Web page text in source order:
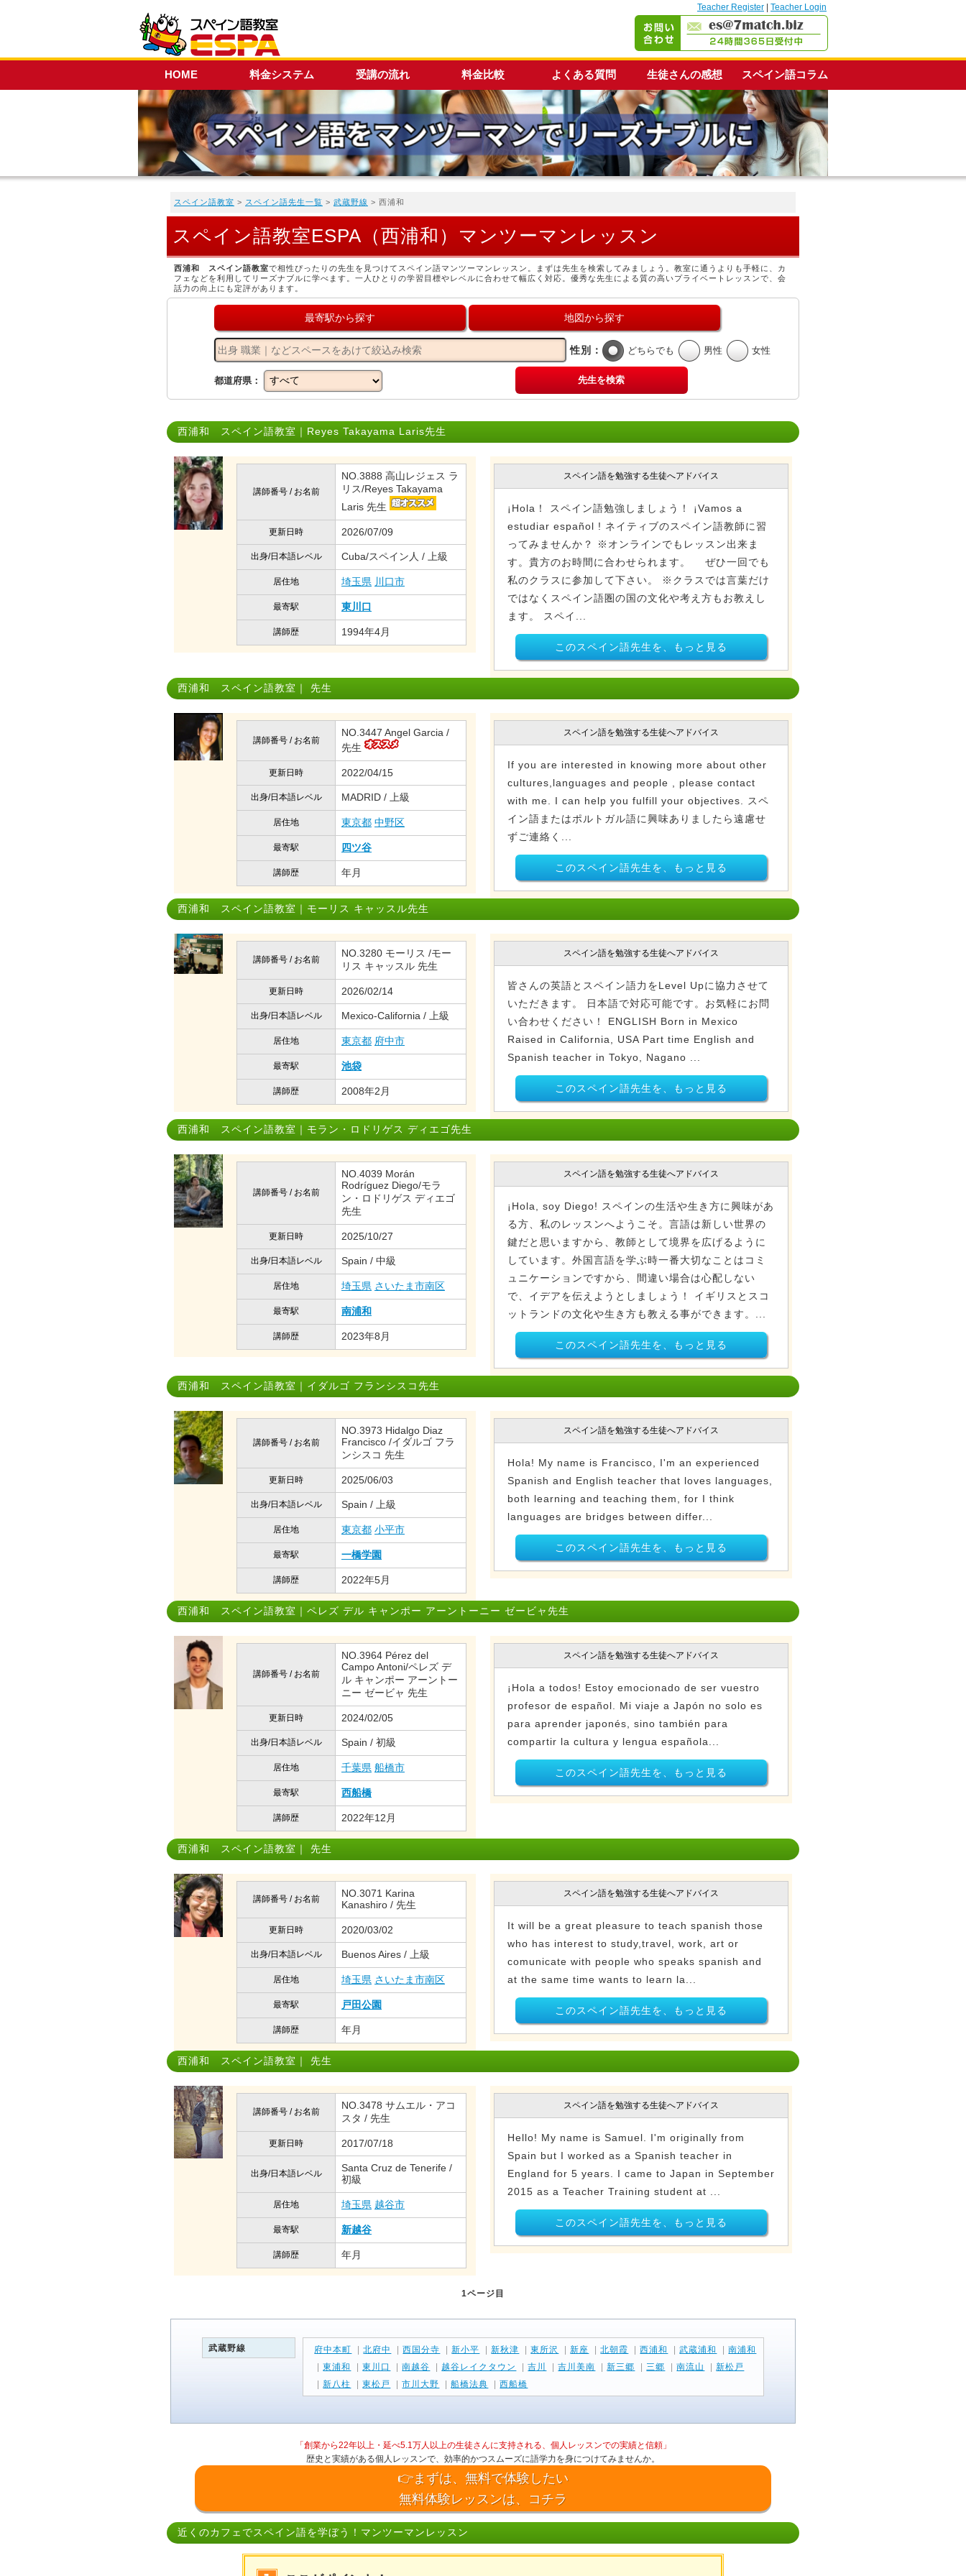
Teacher Register Teacher Login
HOME 料金システム 受講の流れ 料金比較 よくある質問 生徒さんの感想 スペイン語コラム
スペイン語教室 > スペイン語先生一覧 > 武蔵野線 > 西浦和
スペイン語教室ESPA（西浦和）マンツーマンレッスン
西浦和 スペイン語教室で相性ぴったりの先生を見つけてスペイン語マンツーマンレッスン。まずは先生を検索してみましょう。教室に通うよりも手軽に、カ
フェなどを利用してリーズナブルに学べます。一人ひとりの学習目標やレベルに合わせて幅広く対応。優秀な先生による質の高いプライベートレッスンで、会
話力の向上にも定評があります。
最寄駅から探す 地図から探す
性別： どちらでも 男性 女性
都道府県： 先生を検索
西浦和 スペイン語教室｜Reyes Takayama Laris先生
講師番号 / お名前
NO.3888 高山レジェス ラ
リス/Reyes Takayama
Laris 先生
更新日時 2026/07/09
出身/日本語レベル Cuba/スペイン人 / 上級
居住地 埼玉県 川口市
最寄駅 東川口
講師歴 1994年4月
スペイン語を勉強する生徒へアドバイス
¡Hola！ スペイン語勉強しましょう！ ¡Vamos a
estudiar español ! ネイティブのスペイン語教師に習
ってみませんか？ ※オンラインでもレッスン出来ま
す。貴方のお時間に合わせられます。 ぜひ一回でも
私のクラスに参加して下さい。 ※クラスでは言葉だけ
ではなくスペイン語圏の国の文化や考え方もお教えし
ます。 スペイ...
このスペイン語先生を、もっと見る
西浦和 スペイン語教室｜ 先生
講師番号 / お名前
NO.3447 Angel Garcia /
先生
更新日時 2022/04/15
出身/日本語レベル MADRID / 上級
居住地 東京都 中野区
最寄駅 四ツ谷
講師歴 年月
スペイン語を勉強する生徒へアドバイス
If you are interested in knowing more about other
cultures,languages and people , please contact
with me. I can help you fulfill your objectives. スペ
イン語またはポルトガル語に興味ありましたら遠慮せ
ずご連絡く...
このスペイン語先生を、もっと見る
西浦和 スペイン語教室｜モーリス キャッスル先生
講師番号 / お名前
NO.3280 モーリス /モー
リス キャッスル 先生
更新日時 2026/02/14
出身/日本語レベル Mexico-California / 上級
居住地 東京都 府中市
最寄駅 池袋
講師歴 2008年2月
スペイン語を勉強する生徒へアドバイス
皆さんの英語とスペイン語力をLevel Upに協力させて
いただきます。 日本語で対応可能です。お気軽にお問
い合わせください！ ENGLISH Born in Mexico
Raised in California, USA Part time English and
Spanish teacher in Tokyo, Nagano ...
このスペイン語先生を、もっと見る
西浦和 スペイン語教室｜モラン・ロドリゲス ディエゴ先生
講師番号 / お名前
NO.4039 Morán
Rodríguez Diego/モラ
ン・ロドリゲス ディエゴ
先生
更新日時 2025/10/27
出身/日本語レベル Spain / 中級
居住地 埼玉県 さいたま市南区
最寄駅 南浦和
講師歴 2023年8月
スペイン語を勉強する生徒へアドバイス
¡Hola, soy Diego! スペインの生活や生き方に興味があ
る方、私のレッスンへようこそ。言語は新しい世界の
鍵だと思いますから、教師として境界を広げるように
しています。外国言語を学ぶ時一番大切なことはコミ
ュニケーションですから、間違い場合は心配しない
で、イデアを伝えようとしましょう！ イギリスとスコ
ットランドの文化や生き方も教える事ができます。...
このスペイン語先生を、もっと見る
西浦和 スペイン語教室｜イダルゴ フランシスコ先生
講師番号 / お名前
NO.3973 Hidalgo Diaz
Francisco /イダルゴ フラ
ンシスコ 先生
更新日時 2025/06/03
出身/日本語レベル Spain / 上級
居住地 東京都 小平市
最寄駅 一橋学園
講師歴 2022年5月
スペイン語を勉強する生徒へアドバイス
Hola! My name is Francisco, I'm an experienced
Spanish and English teacher that loves languages,
both learning and teaching them, for I think
languages are bridges between differ...
このスペイン語先生を、もっと見る
西浦和 スペイン語教室｜ペレズ デル キャンポー アーントーニー ゼービャ先生
講師番号 / お名前
NO.3964 Pérez del
Campo Antoni/ペレズ デ
ル キャンポー アーントー
ニー ゼービャ 先生
更新日時 2024/02/05
出身/日本語レベル Spain / 初級
居住地 千葉県 船橋市
最寄駅 西船橋
講師歴 2022年12月
スペイン語を勉強する生徒へアドバイス
¡Hola a todos! Estoy emocionado de ser vuestro
profesor de español. Mi viaje a Japón no solo es
para aprender japonés, sino también para
compartir la cultura y lengua española...
このスペイン語先生を、もっと見る
西浦和 スペイン語教室｜ 先生
講師番号 / お名前
NO.3071 Karina
Kanashiro / 先生
更新日時 2020/03/02
出身/日本語レベル Buenos Aires / 上級
居住地 埼玉県 さいたま市南区
最寄駅 戸田公園
講師歴 年月
スペイン語を勉強する生徒へアドバイス
It will be a great pleasure to teach spanish those
who has interest to study,travel, work, art or
comunicate with people who speaks spanish and
at the same time wants to learn la...
このスペイン語先生を、もっと見る
西浦和 スペイン語教室｜ 先生
講師番号 / お名前
NO.3478 サムエル・アコ
スタ / 先生
更新日時 2017/07/18
出身/日本語レベル
Santa Cruz de Tenerife /
初級
居住地 埼玉県 越谷市
最寄駅 新越谷
講師歴 年月
スペイン語を勉強する生徒へアドバイス
Hello! My name is Samuel. I'm originally from
Spain but I worked as a Spanish teacher in
England for 5 years. I came to Japan in September
2015 as a Teacher Training student at ...
このスペイン語先生を、もっと見る
1ページ目
武蔵野線 府中本町 |北府中 |西国分寺 |新小平 |新秋津 |東所沢 |新座 |北朝霞 |西浦和 |武蔵浦和 |南浦和
|東浦和 |東川口 |南越谷 越谷レイクタウン |吉川 |吉川美南 |新三郷 |三郷 |南流山 |新松戸
|新八柱 |東松戸 |市川大野 |船橋法典 |西船橋
「創業から22年以上・延べ5.1万人以上の生徒さんに支持される、個人レッスンでの実績と信頼」
歴史と実績がある個人レッスンで、効率的かつスムーズに語学力を身につけてみませんか。
👉まずは、無料で体験したい
無料体験レッスンは、コチラ
近くのカフェでスペイン語を学ぼう！マンツーマンレッスン